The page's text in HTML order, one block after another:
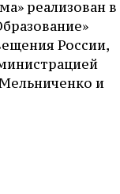
реализован в
России,
и